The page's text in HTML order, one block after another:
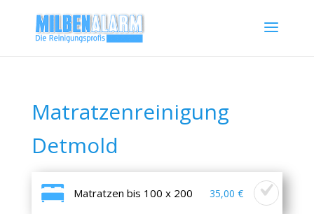
Matratzenreinigung
Detmold
Matratzen bis 100 x 200 35,00 €